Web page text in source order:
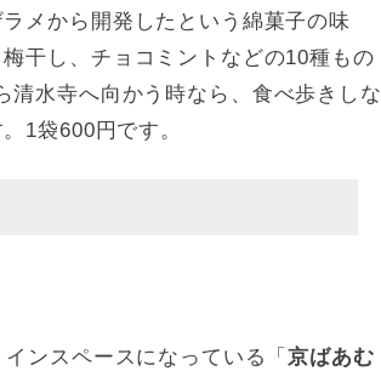
メから開発したという綿菓子の味
干し、チョコミントなどの10種もの
清水寺へ向かう時なら、食べ歩きしな
1袋600円です。
ンスペースになっている「京ばあむ